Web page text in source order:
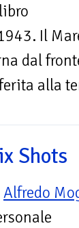
Il
dal
alla
Shots
Alfredo